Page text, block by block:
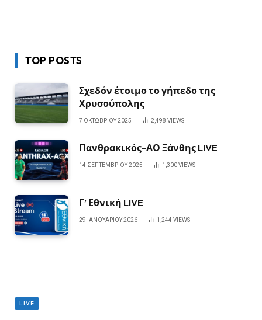
TOP POSTS
Σχεδόν έτοιμο το γήπεδο της
Χρυσούπολης
7 ΟΚΤΩΒΡΊΟΥ 2025 2,498 VIEWS
Πανθρακικός-ΑΟ Ξάνθης LIVE
14 ΣΕΠΤΕΜΒΡΊΟΥ 2025 1,300VIEWS
Γ’ Εθνική LIVE
29 ΙΑΝΟΥΑΡΊΟΥ 2026 1,244 VIEWS
LIVE